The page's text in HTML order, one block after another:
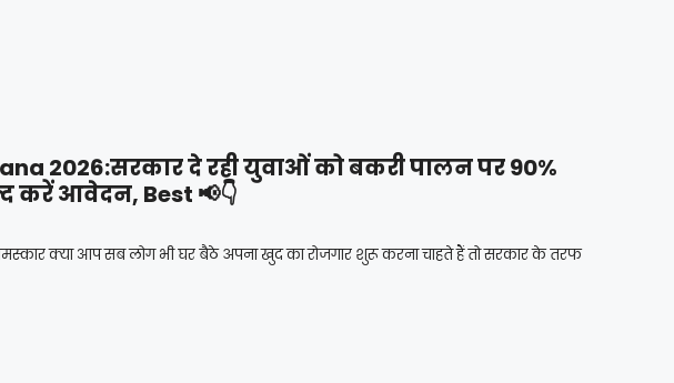
2026:सरकार दे रही युवाओं को बकरी पालन पर 90%
करें आवेदन, Best 📢👇
क्या आप सब लोग भी घर बैठे अपना खुद का रोजगार शुरू करना चाहते हैं तो सरकार के तरफ